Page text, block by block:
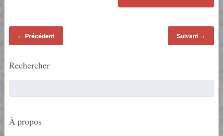
← Précédent Suivant →
Rechercher
À propos